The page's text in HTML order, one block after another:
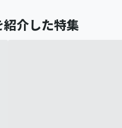
紹介した特集